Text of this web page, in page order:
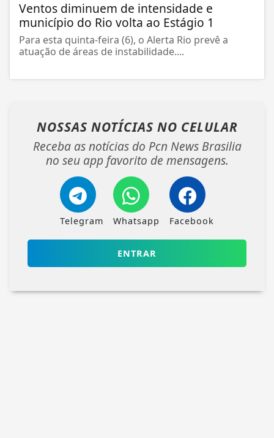
Ventos diminuem de intensidade e
município do Rio volta ao Estágio 1
Para esta quinta-feira (6), o Alerta Rio prevê a
atuação de áreas de instabilidade....
NOSSAS NOTÍCIAS NO CELULAR
Receba as notícias do Pcn News Brasilia
no seu app favorito de mensagens.
Telegram Whatsapp Facebook
ENTRAR